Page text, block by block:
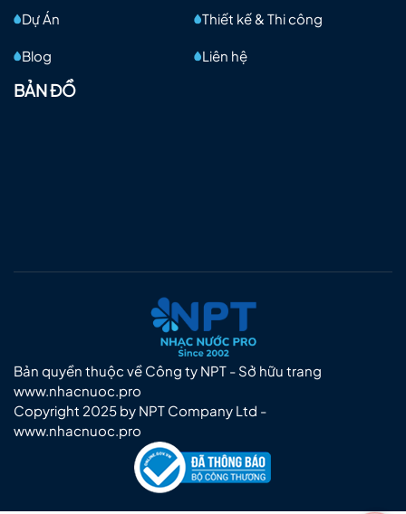
Dự Án Thiết kế & Thi công
Blog Liên hệ
BẢN ĐỒ
Bản quyền thuộc về Công ty NPT - Sở hữu trang
www.nhacnuoc.pro
Copyright 2025 by NPT Company Ltd -
www.nhacnuoc.pro